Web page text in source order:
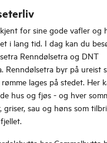
for sine gode vafler og
i lang tid. I dag kan du
Renndølsetra og DNT
Renndølsetra byr på ureist
lages på stedet. Her
hus og fjøs - og hver
griser, sau og høns som